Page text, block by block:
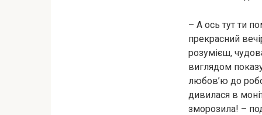
– А ось тут ти
прекрасний
розумієш,
виглядом
любов’ю до
дивилася в
зморозила! –